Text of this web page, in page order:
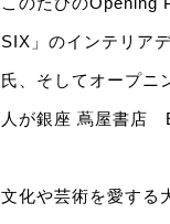
SIX」のインテリア
氏、そしてオープニ
人が銀座 蔦屋書店
文化や芸術を愛する